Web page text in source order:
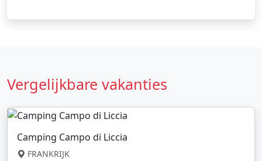
Vergelijkbare vakanties
Camping Campo di Liccia
FRANKRIJK